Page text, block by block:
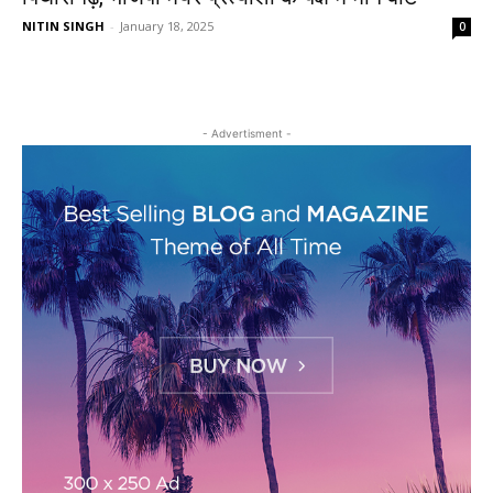
NITIN SINGH - January 18, 2025 0
- Advertisment -